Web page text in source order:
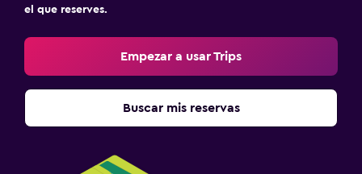
Despertador
Sofá cama
Servicios de lavandería/tintorería
el que reserves.
Empezar a usar Trips
Buscar mis reservas